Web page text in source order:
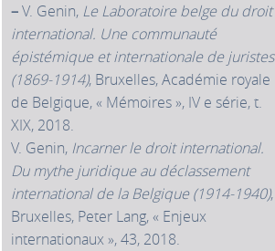
–V. Genin, Le Laboratoire belge du droit
international. Une communauté
épistémique et internationale de juristes
(1869‑1914), Bruxelles, Académie royale
de Belgique, « Mémoires », IV e série, t.
XIX, 2018.
V. Genin, Incarner le droit international.
Du mythe juridique au déclassement
international de la Belgique (1914‑1940),
Bruxelles, Peter Lang, « Enjeux
internationaux », 43, 2018.